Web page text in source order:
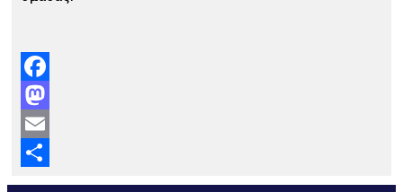
Facebook
Mastodon
Email
Μοιραστείτε